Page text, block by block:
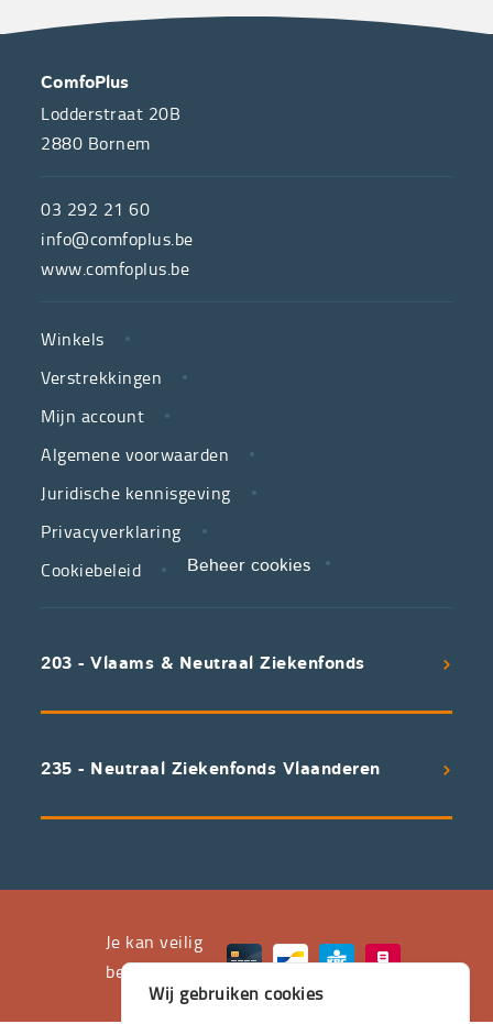
OVER
ONS
de
hulpmiddelenwinkel
van
neutrale
ziekenfondsen,
is
partner
in
zorg.
We
voorwaarden
uitstekend
waarvan
CONTACT
ComfoPlus
Lodderstraat 20B
2880 Bornem
03 292 21 60
info@comfoplus.be
www.comfoplus.be
LINKS
Winkels
Verstrekkingen
Mijn account
Algemene voorwaarden
Juridische kennisgeving
Privacyverklaring
Cookiebeleid
Beheer cookies
203 - Vlaams & Neutraal Ziekenfonds
235 - Neutraal Ziekenfonds Vlaanderen
Je kan veilig
betalen met
Wij gebruiken cookies